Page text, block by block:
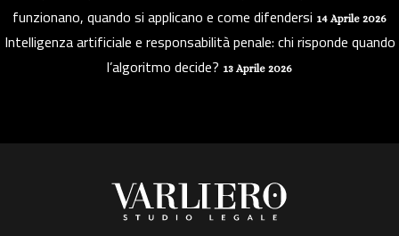
funzionano, quando si applicano e come difendersi 14 Aprile 2026
Intelligenza artificiale e responsabilità penale: chi risponde quando
l’algoritmo decide? 13 Aprile 2026